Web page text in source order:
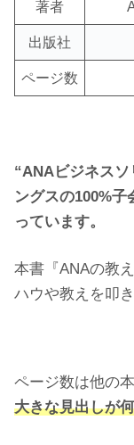
著者
出版社
ページ数
“ANAビジネス
ングスの100%
っています。
本書『ANAの教
ハウや教えを叩
ページ数は他の
大きな見出しが